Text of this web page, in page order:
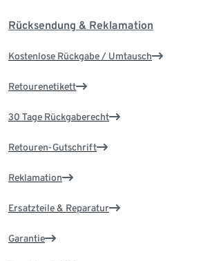
Rücksendung & Reklamation
Kostenlose Rückgabe / Umtausch
Retourenetikett
30 Tage Rückgaberecht
Retouren-Gutschrift
Reklamation
Ersatzteile & Reparatur
Garantie